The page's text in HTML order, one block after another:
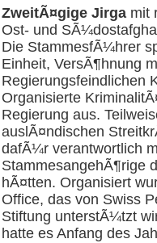
ZweitÃ¤gige Jirga mit
Ost- und
Die StammesfÃ¼hrer
Einheit, VersÃ¶hnung
Regierungsfeindlichen
Organisierte
Regierung aus.
auslÃ¤ndischen
dafÃ¼r verantwortlich
StammesangehÃ¶rige
hÃ¤tten. Organisiert
Office, das von Swiss
Stiftung unterstÃ¼tzt
hatte es Anfang des